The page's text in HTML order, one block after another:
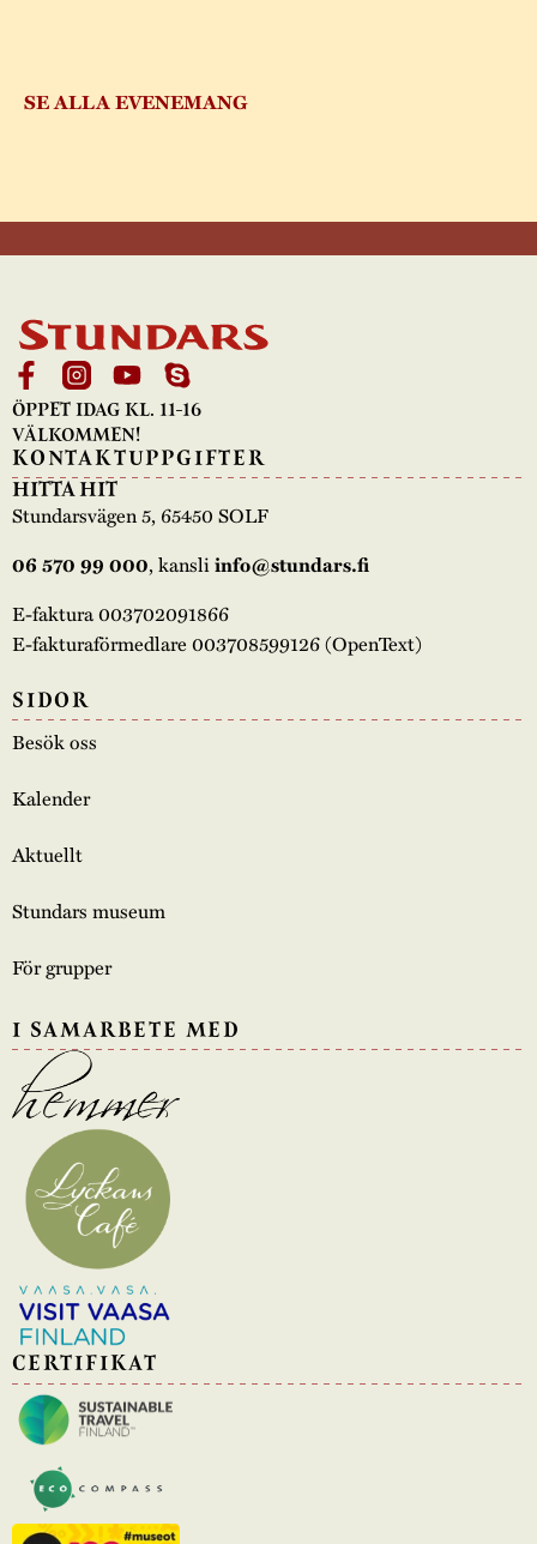
SE ALLA EVENEMANG
ÖPPET IDAG KL. 11-16
VÄLKOMMEN!
KONTAKTUPPGIFTER
HITTA HIT
Stundarsvägen 5, 65450 SOLF
06 570 99 000, kansliinfo@stundars.fi
E-faktura 003702091866
E-fakturaförmedlare 003708599126 (OpenText)
SIDOR
Besök oss
Kalender
Aktuellt
Stundars museum
För grupper
I SAMARBETE MED
CERTIFIKAT